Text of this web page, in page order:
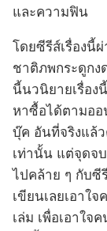
และความฟิน
โดยซีรีส์เรื่องนี้
ชาติภพกระดูกง
นี้นวนิยายเรื่อง
หาซื้อได้ตามอ
บุ๊ค อันที่จริงแล้
เท่านั้น แต่จุดจ
ไปคล้าย ๆ กับซีรี
เขียนเลยเอาใ
เล่ม เพื่อเอาใจ